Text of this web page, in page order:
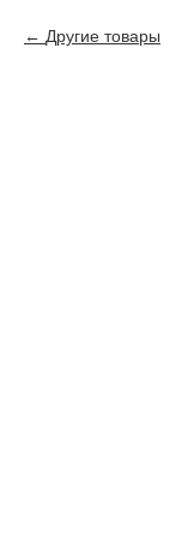
Другие товары